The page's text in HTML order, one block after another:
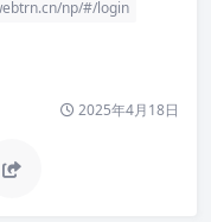
np/#/login
2025年4月18日